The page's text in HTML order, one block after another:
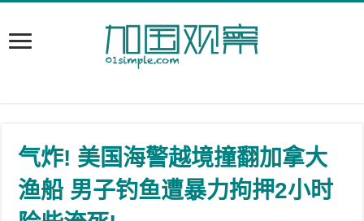
气炸! 美国海警越境撞翻加拿大
渔船 男子钓鱼遭暴力拘押2小时